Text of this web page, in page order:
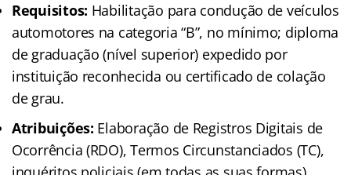
Requisitos: Habilitação para condução de veículos
automotores na categoria “B”, no mínimo; diploma
de graduação (nível superior) expedido por
instituição reconhecida ou certificado de colação
de grau.
Atribuições: Elaboração de Registros Digitais de
Ocorrência (RDO), Termos Circunstanciados (TC),